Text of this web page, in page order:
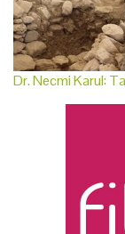
Dr. Necmi Karul: